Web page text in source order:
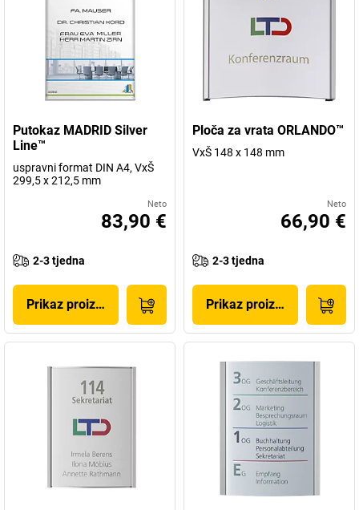
Putokaz MADRID Silver
Line™
uspravni format DIN A4, VxŠ
299,5 x 212,5 mm
Neto
83,90 €
2-3 tjedna
Prikaz proizvoda
Ploča za vrata ORLANDO™
VxŠ 148 x 148 mm
Neto
66,90 €
2-3 tjedna
Prikaz proizvoda